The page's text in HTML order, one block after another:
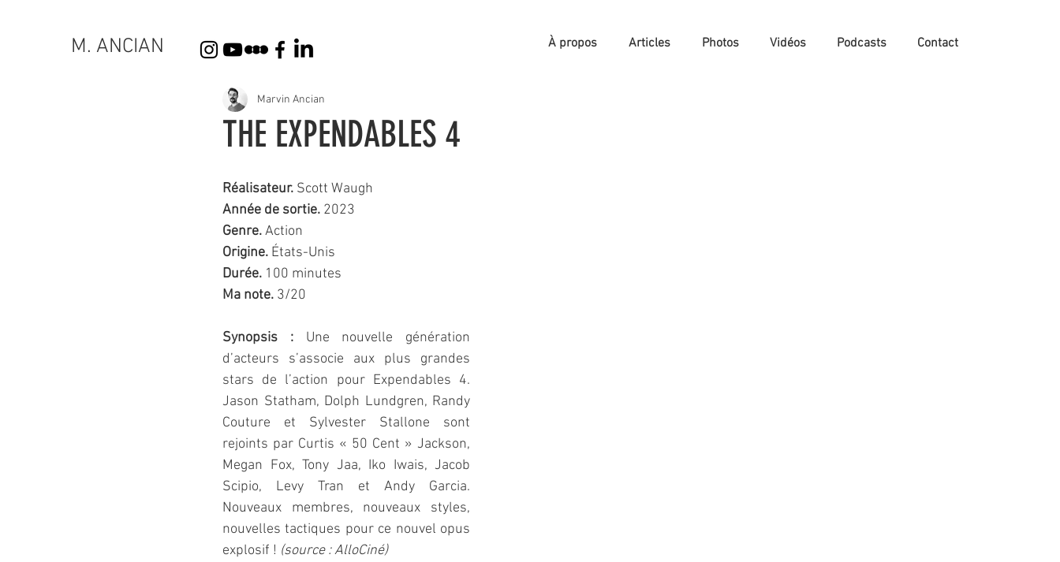
M. ANCIAN À propos Articles Photos Vidéos Podcasts Contact
THE EXPENDABLES 4
Marvin Ancian
Réalisateur. Scott Waugh
Année de sortie. 2023
Genre. Action
Origine. États-Unis
Durée. 100 minutes
Ma note. 3/20
Synopsis :
Une nouvelle génération
d’acteurs s’associe aux plus grandes
stars de l’action pour Expendables 4.
Jason Statham, Dolph Lundgren, Randy
Couture et Sylvester Stallone sont
rejoints par Curtis « 50 Cent » Jackson,
Megan Fox, Tony Jaa, Iko Iwais, Jacob
Scipio, Levy Tran et Andy Garcia.
Nouveaux membres, nouveaux styles,
nouvelles tactiques pour ce nouvel opus
explosif ! (source : AlloCiné)